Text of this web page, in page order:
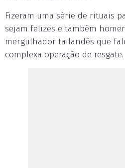
Fizeram uma série de rituais
sejam felizes e também
mergulhador tailandês que
complexa operação de resgate.